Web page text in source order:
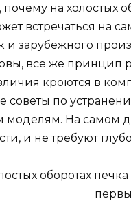
на холостых
встречаться на
и зарубежного
все же принцип
кроются в
советы по
моделям. На самом
и не требуют